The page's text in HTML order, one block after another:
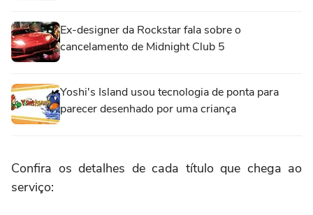
Ex-designer da Rockstar fala sobre o
cancelamento de Midnight Club 5
Yoshi's Island usou tecnologia de ponta para
parecer desenhado por uma criança
Confira os detalhes de cada título que chega ao
serviço: